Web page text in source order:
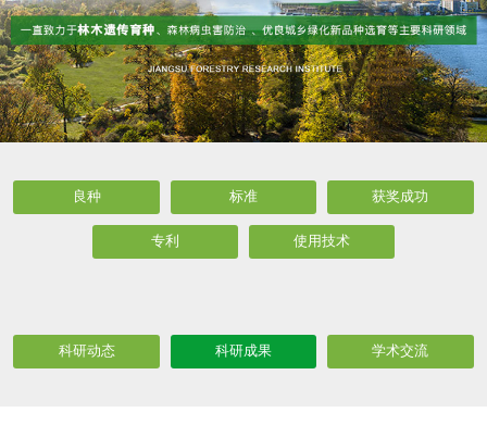
良种 标准 获奖成功
专利 使用技术
科研动态 科研成果 学术交流